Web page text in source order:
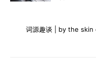
词源趣谈 | by the